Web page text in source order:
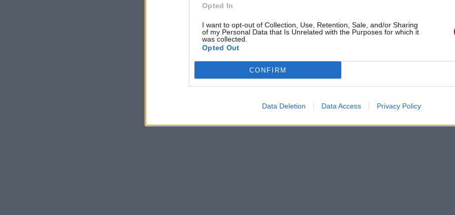
Opted In
I want to opt-out of Collection, Use, Retention, Sale, and/or Sharing
of my Personal Data that Is Unrelated with the Purposes for which it
was collected.
Opted Out
CONFIRM
Data Deletion Data Access Privacy Policy